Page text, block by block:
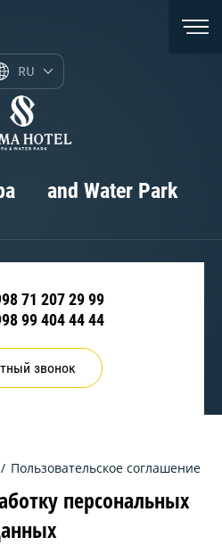
and Water Park
RU
71 207 29 99
99 404 44 44
звонок
/ Пользовательское соглашение
персональных